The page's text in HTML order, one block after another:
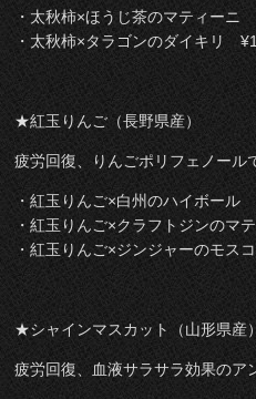
・太秋柿×ほうじ茶のマティーニ
・太秋柿×タラゴンのダイキリ
★紅玉りんご（長野県産）
疲労回復、りんごポリフェノール
・紅玉りんご×白州のハイボール
・紅玉りんご×クラフトジンの
・紅玉りんご×ジンジャーのモ
★シャインマスカット（山形県産）
疲労回復、血液サラサラ効果のア